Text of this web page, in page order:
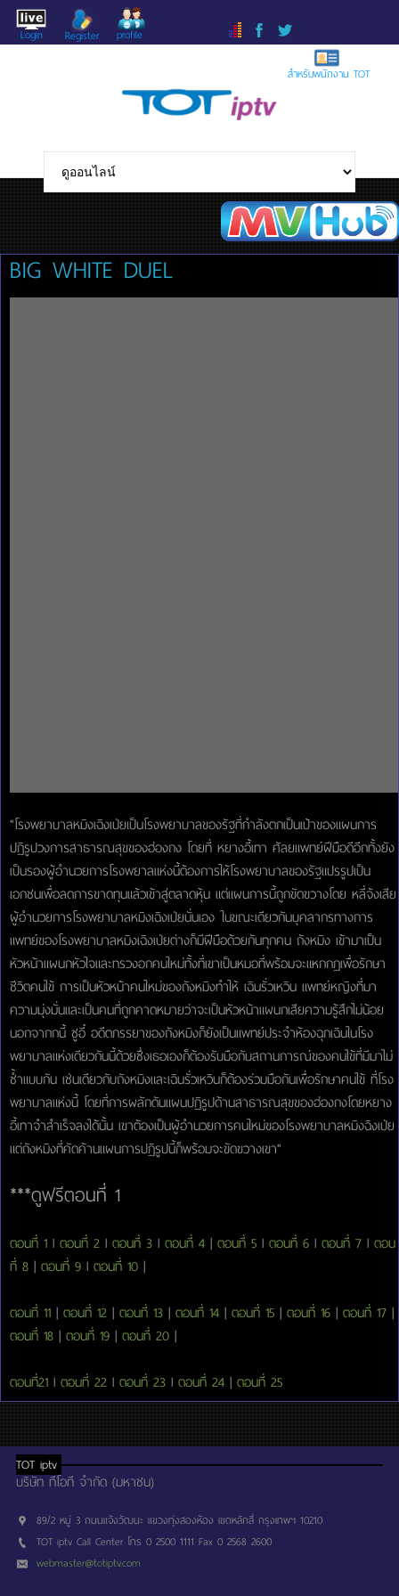
Login Register profile
สำหรับพนักงาน TOT
BIG WHITE DUEL
"โรงพยาบาลหมิงเฉิงเป่ยเป็นโรงพยาบาลของรัฐที่กำลังตกเป็นเป้าของแผนการ
ปฏิรูปวงการสาธารณสุขของฮ่องกง โดยที่ หยางอี้เทา ศัลยแพทย์ฝีมือดีอีกทั้งยัง
เป็นรองผู้อำนวยการโรงพยาลแห่งนี้ต้องการให้โรงพยาบาลของรัฐแปรรูปเป็น
เอกชนเพื่อลดการขาดทุนแล้วเข้าสู่ตลาดหุ้น แต่แผนการนี้ถูกขัดขวางโดย หลี่จ้งเสีย
ผู้อำนวยการโรงพยาบาลหมิงเฉิงเป่ยนั่นเอง ในขณะเดียวกันบุคลากรทางการ
แพทย์ของโรงพยาบาลหมิงเฉิงเป่ยต่างก็มีฝีมือด้วยกันทุกคน ถังหมิง เข้ามาเป็น
หัวหน้าแผนกหัวใจและทรวงอกคนใหม่ทั้งที่เขาเป็นหมอที่พร้อมจะแหกกฎเพื่อรักษา
ชีวิตคนไข้ การเป็นหัวหน้าคนใหม่ของถังหมิงทำให้ เฉินรั่วเหวิน แพทย์หญิงที่มา
ความมุ่งมั่นและเป็นคนที่ถูกคาดหมายว่าจะเป็นหัวหน้าแผนกเสียความรู้สึกไม่น้อย
นอกจากกนี้ ซูอี๋ อดีตภรรยาของถังหมิงก็ยังเป็นแพทย์ประจำห้องฉุกเฉินในโรง
พยาบาลแห่งเดียวกันนี้ด้วยซึ่งเธอเองก็ต้องรับมือกับสถานการณ์ของคนไข้ที่มีมาไม่
ซ้ำแบบกัน เช่นเดียวกับถังหมิงและเฉินรั่วเหวินก็ต้องร่วมมือกันเพื่อรักษาคนไข้ ที่โรง
พยาบาลแห่งนี้ โดยที่การผลักดันแผนปฏิรูปด้านสาธารณสุขของฮ่องกงโดยหยาง
อี้เทาจำสำเร็จลงได้นั้น เขาต้องเป็นผู้อำนวยการคนใหม่ของโรงพยาบาลหมิงฉิงเป่ย
แต่ถังหมิงที่คัดค้านแผนการปฏิรูปนี้ก็พร้อมจะขัดขวางเขา"
***ดูฟรีตอนที่ 1
ตอนที่ 1 l ตอนที่ 2 l ตอนที่ 3 l ตอนที่ 4 | ตอนที่ 5 l ตอนที่ 6 l ตอนที่ 7 l ตอน
ที่ 8 | ตอนที่ 9 l ตอนที่ 10 |
ตอนที่ 11 | ตอนที่ 12 | ตอนที่ 13 | ตอนที่ 14 | ตอนที่ 15 | ตอนที่ 16 | ตอนที่ 17 |
ตอนที่ 18 | ตอนที่ 19 | ตอนที่ 20 |
ตอนที่21 l ตอนที่ 22 l ตอนที่ 23 l ตอนที่ 24 | ตอนที่ 25
TOT iptv
บริษัท ทีโอที จำกัด (มหาชน)
89/2 หมู่ 3 ถนนแจ้งวัฒนะ แขวงทุ่งสองห้อง เขตหลักสี่ กรุงเทพฯ 10210
TOT iptv Call Center โทร 0 2500 1111 Fax 0 2568 2600
webmaster@totiptv.com